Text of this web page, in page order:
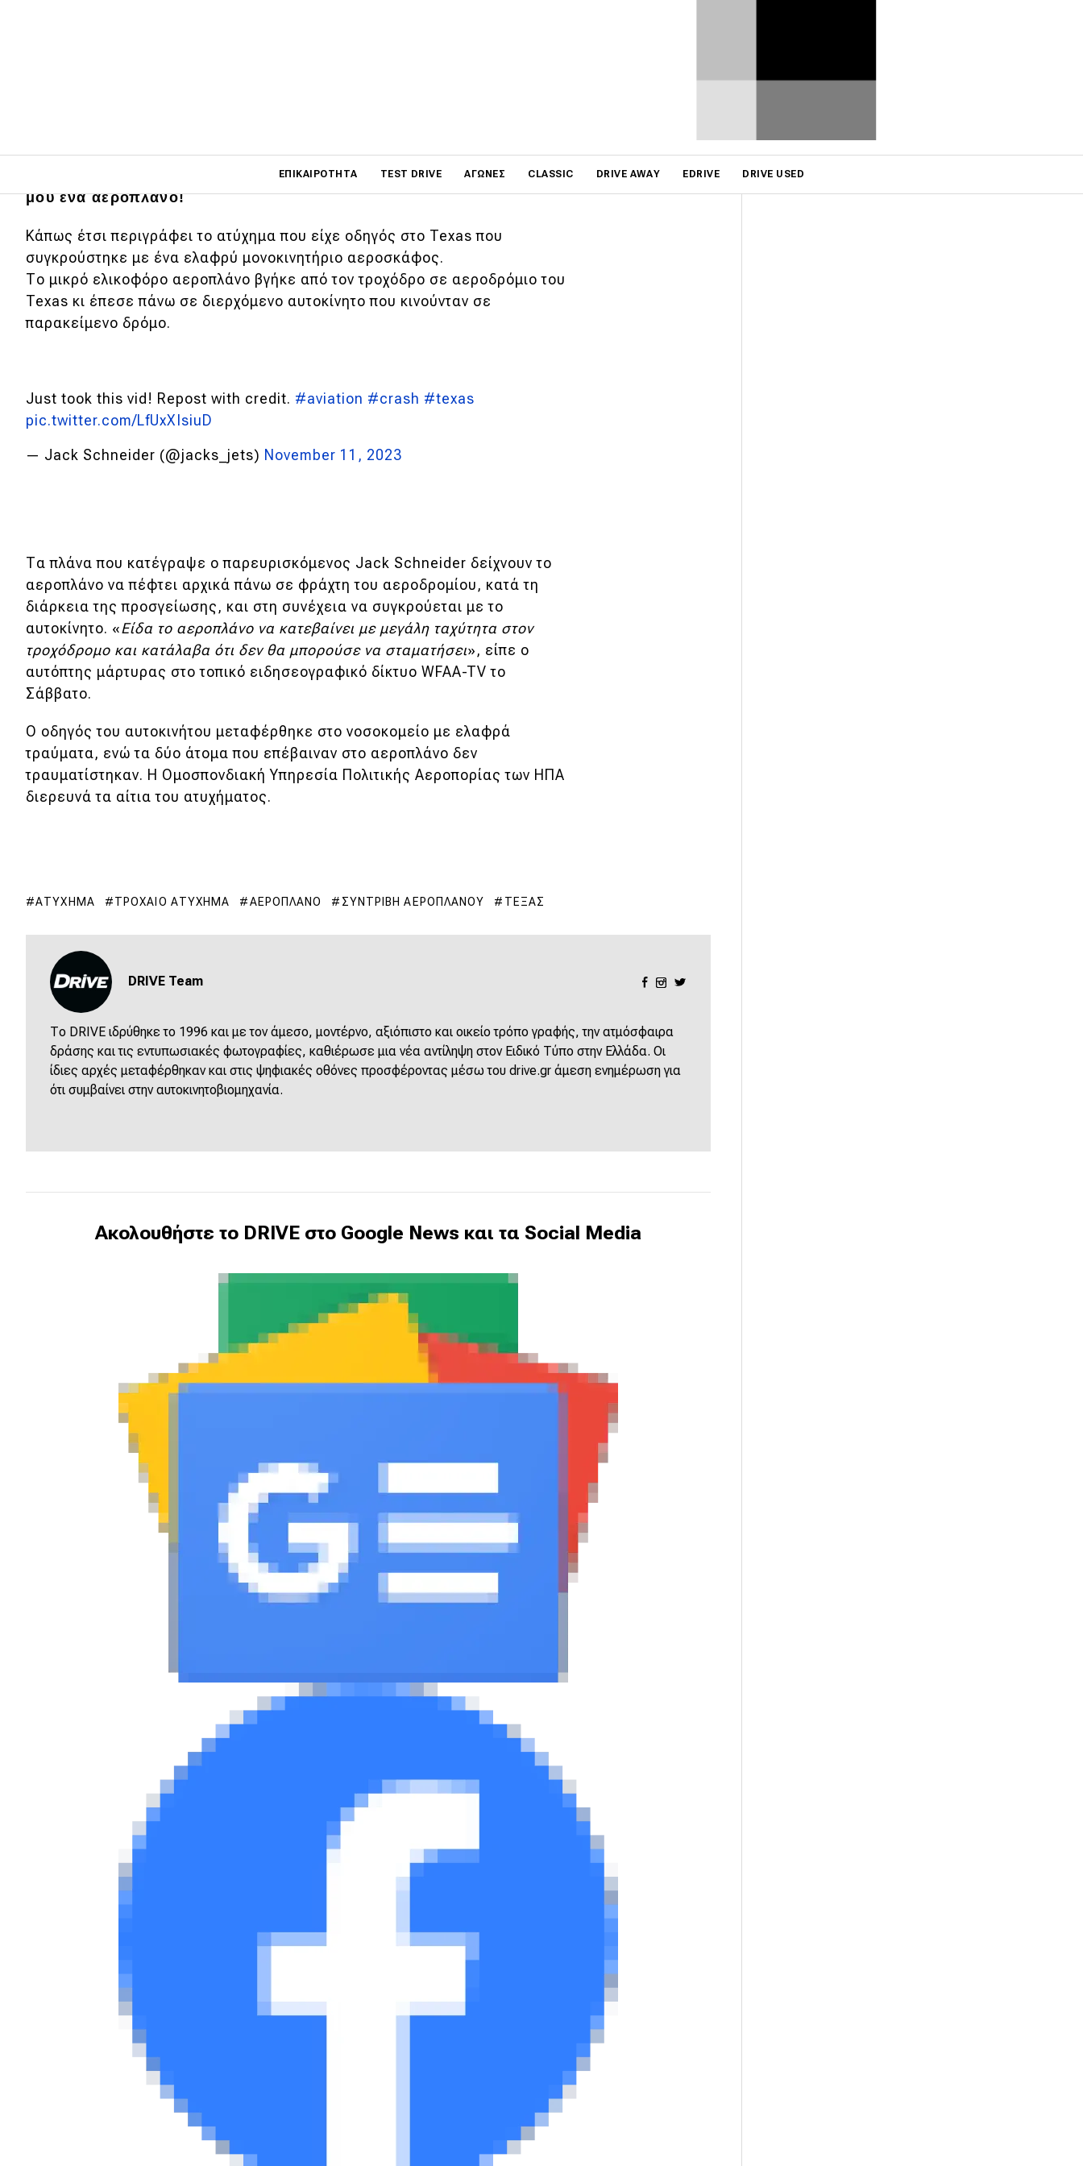
ΕΠΙΚΑΙΡΌΤΗΤΑ TEST DRIVE ΑΓΏΝΕΣ CLASSIC DRIVE AWAY EDRIVE DRIVE USED
Main navigation
Επικαιρότητα
Νέα μοντέλα
Πρωτότυπα
Τεχνολογία
Ασφάλεια
Test Drive
Δοκιμή
Αποστολή
Συγκρίνουμε
Αγώνες
Formula 1
WRC
Τεχνολογία
Mobility
Σταθμοί φόρτισης
Classic
DRIVE Away
MOTO
Χρηστικά
Και ξαφνικά, εκεί που πήγαινα κανονικά στον δρόμο είδα μπροστά
μου ένα αεροπλάνο!
Κάπως έτσι περιγράφει το ατύχημα που είχε οδηγός στο Texas που
συγκρούστηκε με ένα ελαφρύ μονοκινητήριο αεροσκάφος.
Το μικρό ελικοφόρο αεροπλάνο βγήκε από τον τροχόδρο σε αεροδρόμιο του
Texas κι έπεσε πάνω σε διερχόμενο αυτοκίνητο που κινούνταν σε
παρακείμενο δρόμο.
Just took this vid! Repost with credit. #aviation #crash #texas
pic.twitter.com/LfUxXIsiuD
— Jack Schneider (@jacks_jets) November 11, 2023
Τα πλάνα που κατέγραψε ο παρευρισκόμενος Jack Schneider δείχνουν το
αεροπλάνο να πέφτει αρχικά πάνω σε φράχτη του αεροδρομίου, κατά τη
διάρκεια της προσγείωσης, και στη συνέχεια να συγκρούεται με το
αυτοκίνητο. «Είδα το αεροπλάνο να κατεβαίνει με μεγάλη ταχύτητα στον
τροχόδρομο και κατάλαβα ότι δεν θα μπορούσε να σταματήσει», είπε ο
αυτόπτης μάρτυρας στο τοπικό ειδησεογραφικό δίκτυο WFAA-TV το
Σάββατο.
Ο οδηγός του αυτοκινήτου μεταφέρθηκε στο νοσοκομείο με ελαφρά
τραύματα, ενώ τα δύο άτομα που επέβαιναν στο αεροπλάνο δεν
τραυματίστηκαν. Η Ομοσπονδιακή Υπηρεσία Πολιτικής Αεροπορίας των ΗΠΑ
διερευνά τα αίτια του ατυχήματος.
ΑΤΎΧΗΜΑ ΤΡΟΧΑΊΟ ΑΤΎΧΗΜΑ ΑΕΡΟΠΛΆΝΟ ΣΥΝΤΡΙΒΉ ΑΕΡΟΠΛΆΝΟΥ ΤΈΞΑΣ
DRIVE Team
Το DRIVE ιδρύθηκε το 1996 και με τον άμεσο, μοντέρνο, αξιόπιστο και οικείο τρόπο γραφής, την ατμόσφαιρα
δράσης και τις εντυπωσιακές φωτογραφίες, καθιέρωσε μια νέα αντίληψη στον Ειδικό Τύπο στην Ελλάδα. Οι
ίδιες αρχές μεταφέρθηκαν και στις ψηφιακές οθόνες προσφέροντας μέσω του drive.gr άμεση ενημέρωση για
ότι συμβαίνει στην αυτοκινητοβιομηχανία.
Ακολουθήστε το DRIVE στο Google News και τα Social Media